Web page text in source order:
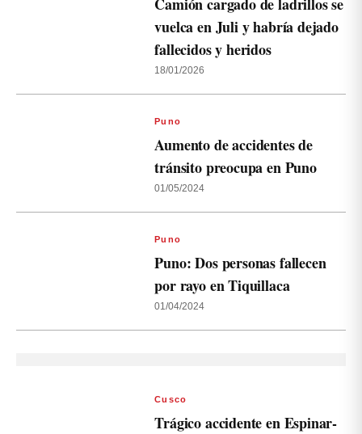
vuelca en Juli y habría dejado
fallecidos y heridos
18/01/2026
Puno
Aumento de accidentes de
tránsito preocupa en Puno
01/05/2024
Puno
Puno: Dos personas fallecen
por rayo en Tiquillaca
01/04/2024
Cusco
Trágico accidente en Espinar-